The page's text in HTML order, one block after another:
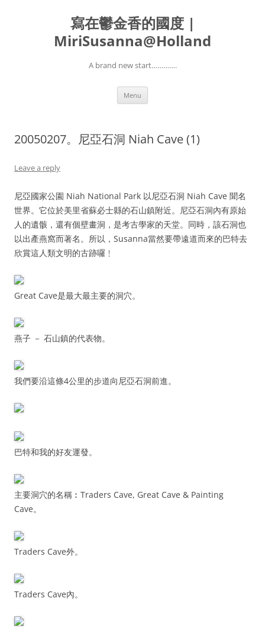
寫在鬱金香的國度 |
MiriSusanna@Holland
A brand new start………….
Menu
20050207。尼亞石洞 Niah Cave (1)
Leave a reply
尼亞國家公園 Niah National Park 以尼亞石洞 Niah Cave 聞名
世界。它位於美里省蘇必士縣的石山鎮附近。尼亞石洞內有原始
人的遺骸，還有個壁畫洞，是考古學家的天堂。同時，該石洞也
以出產燕窩而著名。所以，Susanna當然要帶遠道而來的巴特去
欣賞這人類文明的古跡囉﹗
Great Cave是最大最主要的洞穴。
燕子 － 石山鎮的代表物。
我們要沿這條4公里的步道向尼亞石洞前進。
巴特和我的好友運發。
主要洞穴的名稱︰Traders Cave, Great Cave & Painting
Cave。
Traders Cave外。
Traders Cave內。